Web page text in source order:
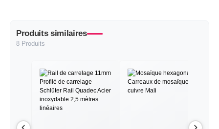
Produits similaires
8 Produits